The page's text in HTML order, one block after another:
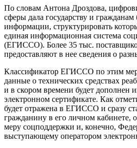
По словам Антона Дроздова,
сферы дала государству и
информации, структурировать
единая информационная система
(ЕГИССО). Более 35 тыс.
предоставляют в нее сведения о
Классификатор ЕГИССО по этим
данные о технических средствах
и в скором времени будет дополнен
электронном сертификате. Как
будет отражена в ЕГИССО и сразу
гражданину в его личном кабинете,
меру соцподдержки и, конечно,
выступающему оператором